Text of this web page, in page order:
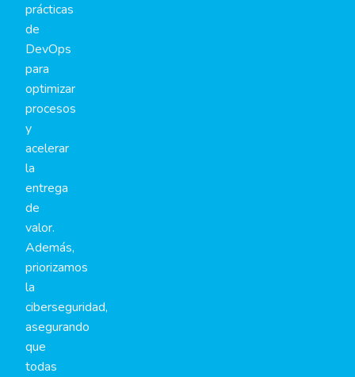
prácticas
de
DevOps
para
optimizar
procesos
y
acelerar
la
entrega
de
valor.
Además,
priorizamos
la
ciberseguridad,
asegurando
que
todas